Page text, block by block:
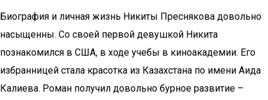
Биография и личная жизнь Никиты Преснякова довольно
насыщенны. Со своей первой девушкой Никита
познакомился в США, в ходе учебы в киноакадемии. Его
избранницей стала красотка из Казахстана по имени Аида
Калиева. Роман получил довольно бурное развитие –